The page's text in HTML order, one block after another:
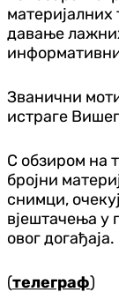
давање
Званични
истраге
С обзиром на
бројни
снимци,
вјештачења у
овог
(телеграф)